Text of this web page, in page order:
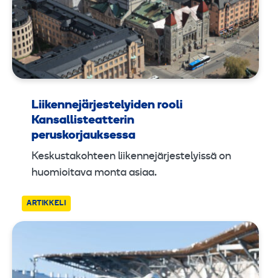
Liikennejärjestelyiden rooli
Kansallisteatterin
peruskorjauksessa
Keskustakohteen liikennejärjestelyissä on
huomioitava monta asiaa.
ARTIKKELI